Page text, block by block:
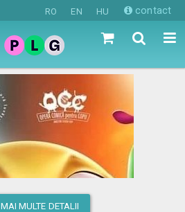
RO EN HU contact
MAI MULTE DETALII